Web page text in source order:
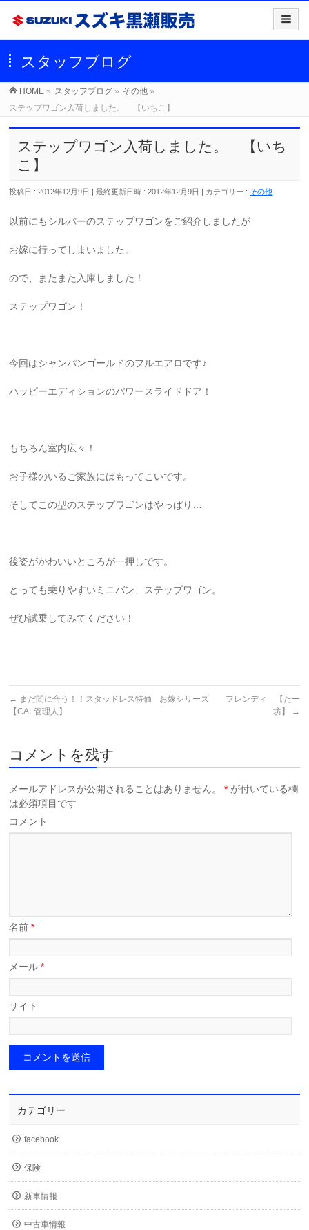
スタッフブログ
HOME » スタッフブログ » その他 »
ステップワゴン入荷しました。 【いちこ】
ステップワゴン入荷しました。 【いち
こ】
投稿日 : 2012年12月9日 最終更新日時 : 2012年12月9日 カテゴリー : その他
以前にもシルバーのステップワゴンをご紹介しましたが
お嫁に行ってしまいました。
ので、またまた入庫しました！
ステップワゴン！
今回はシャンパンゴールドのフルエアロです♪
ハッピーエディションのパワースライドドア！
もちろん室内広々！
お子様のいるご家族にはもってこいです。
そしてこの型のステップワゴンはやっぱり…
後姿がかわいいところが一押しです。
とっても乗りやすいミニバン、ステップワゴン。
ぜひ試乗してみてください！
← まだ間に合う！！スタッドレス特価
【CAL管理人】
お嫁シリーズ フレンディ 【たー
坊】
→
コメントを残す
メールアドレスが公開されることはありません。 * が付いている欄
は必須項目です
コメント
名前*
メール*
サイト
カテゴリー
facebook
保険
新車情報
中古車情報